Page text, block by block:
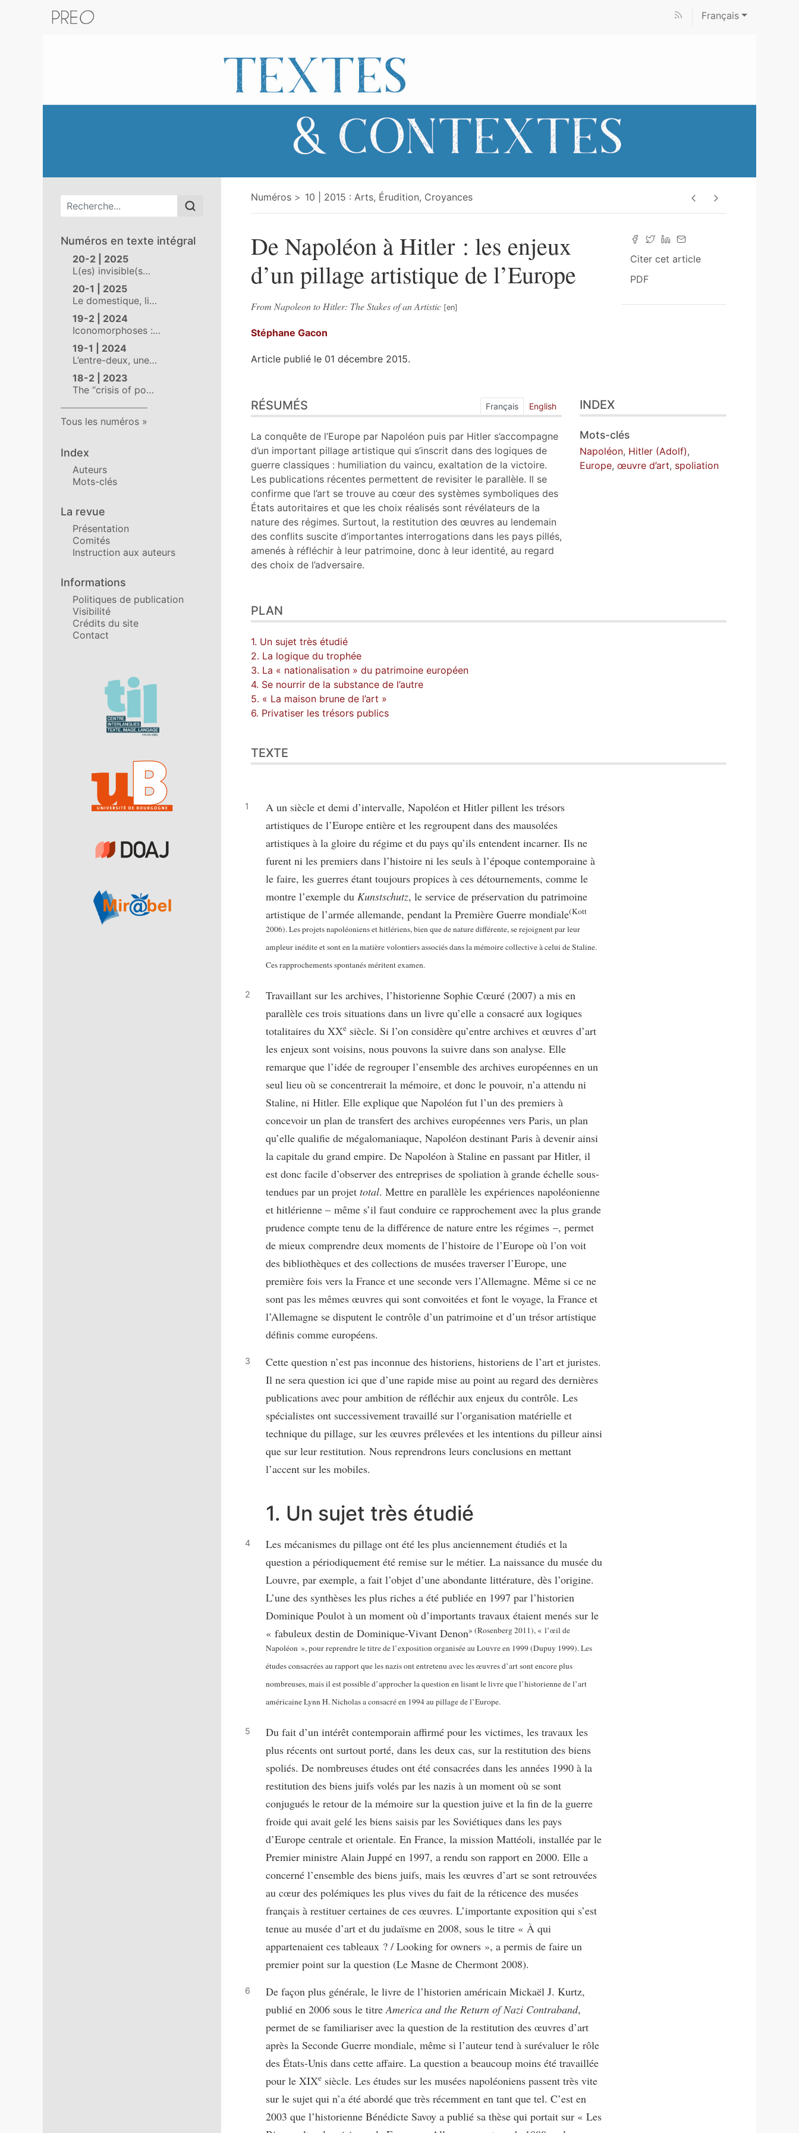
Français
Menu principal
Numéros en texte intégral
20-2 | 2025
L(es) invisible(s…
20-1 | 2025
Le domestique, li…
19-2 | 2024
Iconomorphoses :…
19-1 | 2024
L’entre-deux, une…
18-2 | 2023
The “crisis of po…
Tous les numéros
Index
Auteurs
Mots-clés
La revue
Présentation
Comités
Instruction aux auteurs
Informations
Politiques de publication
Visibilité
Crédits du site
Contact
Affiliations/partenaires
Numéros 10 | 2015 : Arts, Érudition, Croyances
Citer cet article
PDF
De Napoléon à Hitler : les enjeux
d’un pillage artistique de l’Europe
From Napoleon to Hitler: The Stakes of an Artistic
Stéphane Gacon
Article publié le 01 décembre 2015.
Index
Plan
Texte
Bibliographie
Notes
Citer cet article
Auteur
RÉSUMÉS Français English
La conquête de l’Europe par Napoléon puis par Hitler s’accompagne
d’un important pillage artistique qui s’inscrit dans des logiques de
guerre classiques : humiliation du vaincu, exaltation de la victoire.
Les publications récentes permettent de revisiter le parallèle. Il se
confirme que l’art se trouve au cœur des systèmes symboliques des
États autoritaires et que les choix réalisés sont révélateurs de la
nature des régimes. Surtout, la restitution des œuvres au lendemain
des conflits suscite d’importantes interrogations dans les pays pillés,
amenés à réfléchir à leur patrimoine, donc à leur identité, au regard
des choix de l’adversaire.
INDEX
Mots-clés
Napoléon, Hitler (Adolf),
Europe,œuvre d’art, spoliation
PLAN
1. Un sujet très étudié
2. La logique du trophée
3. La « nationalisation » du patrimoine européen
4. Se nourrir de la substance de l’autre
5. « La maison brune de l’art »
6. Privatiser les trésors publics
TEXTE
A un siècle et demi d’intervalle, Napoléon et Hitler pillent les trésors
artistiques de l’Europe entière et les regroupent dans des mausolées
artistiques à la gloire du régime et du pays qu’ils entendent incarner. Ils ne
furent ni les premiers dans l’histoire ni les seuls à l’époque contemporaine à
le faire, les guerres étant toujours propices à ces détournements, comme le
montre l’exemple du Kunstschutz, le service de préservation du patrimoine
artistique de l’armée allemande, pendant la Première Guerre mondiale(Kott
2006). Les projets napoléoniens et hitlériens, bien que de nature différente, se rejoignent par leur
ampleur inédite et sont en la matière volontiers associés dans la mémoire collective à celui de Staline.
Ces rapprochements spontanés méritent examen.
Travaillant sur les archives, l’historienne Sophie Cœuré (2007) a mis en
parallèle ces trois situations dans un livre qu’elle a consacré aux logiques
totalitaires du XXe siècle. Si l’on considère qu’entre archives et œuvres d’art
les enjeux sont voisins, nous pouvons la suivre dans son analyse. Elle
remarque que l’idée de regrouper l’ensemble des archives européennes en un
seul lieu où se concentrerait la mémoire, et donc le pouvoir, n’a attendu ni
Staline, ni Hitler. Elle explique que Napoléon fut l’un des premiers à
concevoir un plan de transfert des archives européennes vers Paris, un plan
qu’elle qualifie de mégalomaniaque, Napoléon destinant Paris à devenir ainsi
la capitale du grand empire. De Napoléon à Staline en passant par Hitler, il
est donc facile d’observer des entreprises de spoliation à grande échelle sous-
tendues par un projet total. Mettre en parallèle les expériences napoléonienne
et hitlérienne – même s’il faut conduire ce rapprochement avec la plus grande
prudence compte tenu de la différence de nature entre les régimes –, permet
de mieux comprendre deux moments de l’histoire de l’Europe où l’on voit
des bibliothèques et des collections de musées traverser l’Europe, une
première fois vers la France et une seconde vers l’Allemagne. Même si ce ne
sont pas les mêmes œuvres qui sont convoitées et font le voyage, la France et
l’Allemagne se disputent le contrôle d’un patrimoine et d’un trésor artistique
définis comme européens.
Cette question n’est pas inconnue des historiens, historiens de l’art et juristes.
Il ne sera question ici que d’une rapide mise au point au regard des dernières
publications avec pour ambition de réfléchir aux enjeux du contrôle. Les
spécialistes ont successivement travaillé sur l’organisation matérielle et
technique du pillage, sur les œuvres prélevées et les intentions du pilleur ainsi
que sur leur restitution. Nous reprendrons leurs conclusions en mettant
l’accent sur les mobiles.
1. Un sujet très étudié
Les mécanismes du pillage ont été les plus anciennement étudiés et la
question a périodiquement été remise sur le métier. La naissance du musée du
Louvre, par exemple, a fait l’objet d’une abondante littérature, dès l’origine.
L’une des synthèses les plus riches a été publiée en 1997 par l’historien
Dominique Poulot à un moment où d’importants travaux étaient menés sur le
« fabuleux destin de Dominique-Vivant Denon» (Rosenberg 2011), « l’œil de
Napoléon », pour reprendre le titre de l’exposition organisée au Louvre en 1999 (Dupuy 1999). Les
études consacrées au rapport que les nazis ont entretenu avec les œuvres d’art sont encore plus
nombreuses, mais il est possible d’approcher la question en lisant le livre que l’historienne de l’art
américaine Lynn H. Nicholas a consacré en 1994 au pillage de l’Europe.
Du fait d’un intérêt contemporain affirmé pour les victimes, les travaux les
plus récents ont surtout porté, dans les deux cas, sur la restitution des biens
spoliés. De nombreuses études ont été consacrées dans les années 1990 à la
restitution des biens juifs volés par les nazis à un moment où se sont
conjugués le retour de la mémoire sur la question juive et la fin de la guerre
froide qui avait gelé les biens saisis par les Soviétiques dans les pays
d’Europe centrale et orientale. En France, la mission Mattéoli, installée par le
Premier ministre Alain Juppé en 1997, a rendu son rapport en 2000. Elle a
concerné l’ensemble des biens juifs, mais les œuvres d’art se sont retrouvées
au cœur des polémiques les plus vives du fait de la réticence des musées
français à restituer certaines de ces œuvres. L’importante exposition qui s’est
tenue au musée d’art et du judaïsme en 2008, sous le titre « À qui
appartenaient ces tableaux ? / Looking for owners », a permis de faire un
premier point sur la question (Le Masne de Chermont 2008).
De façon plus générale, le livre de l’historien américain Mickaël J. Kurtz,
publié en 2006 sous le titre America and the Return of Nazi Contraband,
permet de se familiariser avec la question de la restitution des œuvres d’art
après la Seconde Guerre mondiale, même si l’auteur tend à surévaluer le rôle
des États-Unis dans cette affaire. La question a beaucoup moins été travaillée
pour le XIXe siècle. Les études sur les musées napoléoniens passent très vite
sur le sujet qui n’a été abordé que très récemment en tant que tel. C’est en
2003 que l’historienne Bénédicte Savoy a publié sa thèse qui portait sur « Les